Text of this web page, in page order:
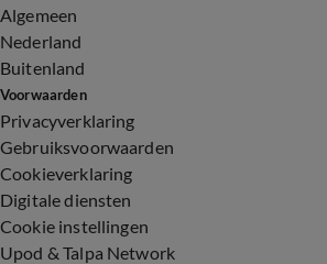
Algemeen
Nederland
Buitenland
Voorwaarden
Privacyverklaring
Gebruiksvoorwaarden
Cookieverklaring
Digitale diensten
Cookie instellingen
Upod & Talpa Network